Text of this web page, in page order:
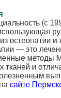
(c
остеопатии
— это
методы
тканей и
сайте